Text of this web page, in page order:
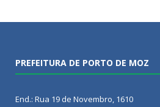
PREFEITURA DE PORTO DE MOZ
End.: Rua 19 de Novembro, 1610